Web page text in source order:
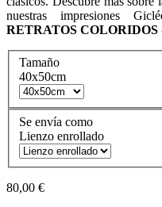
nuestras impresiones
RETRATOS COLORIDOS
Tamaño
40x50cm
Se envía como
Lienzo enrollado
80,00 €